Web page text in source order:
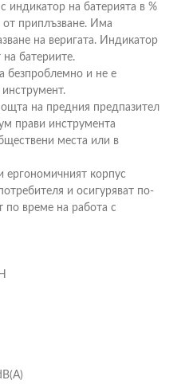
индикатор на батерията в %
от приплъзване. Има
на веригата. Индикатор
на батериите.
безпроблемно и не е
на предния предпазител
прави инструмента
места или в
ергономичният корпус
и осигуряват по-
по време на работа с